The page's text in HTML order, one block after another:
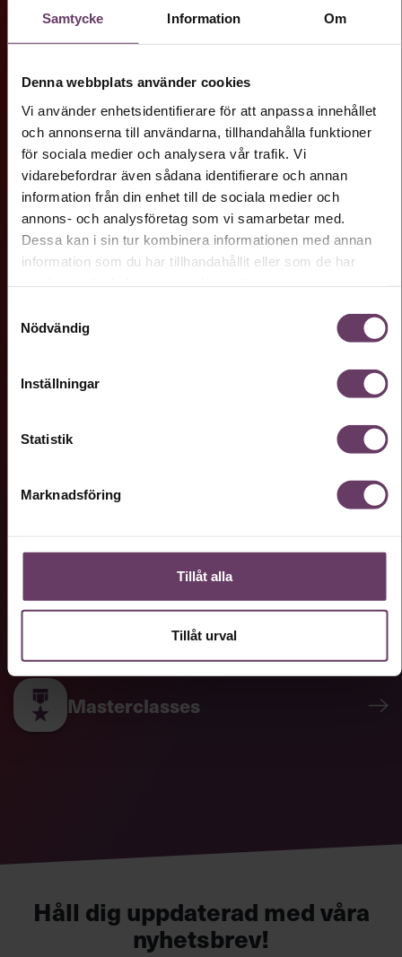
Samtycke Information Om
Denna webbplats använder cookies
Vi använder enhetsidentifierare för att anpassa innehållet
och annonserna till användarna, tillhandahålla funktioner
för sociala medier och analysera vår trafik. Vi
vidarebefordrar även sådana identifierare och annan
information från din enhet till de sociala medier och
annons- och analysföretag som vi samarbetar med.
Dessa kan i sin tur kombinera informationen med annan
information som du har tillhandahållit eller som de har
Nödvändig
Inställningar
Statistik
Marknadsföring
Tillåt alla
Tillåt urval
Prioritera ditt arbete: Checklista för
ökad effektivitet
Springer du på alla bollar? Prioritering är en av dina
viktigaste uppgifter och ska därför prioriteras. Se till att
boka in obokad tid i din kalender.
Inner Game-metoden: Så ökar du
din förmåga
Klassisk metod.
Ledarskapstest
Chef GPT
Verktyg i vardagen
Ledarskapsbiblioteket
Omvärldsbevakning
Masterclasses
Håll dig uppdaterad med våra
nyhetsbrev!